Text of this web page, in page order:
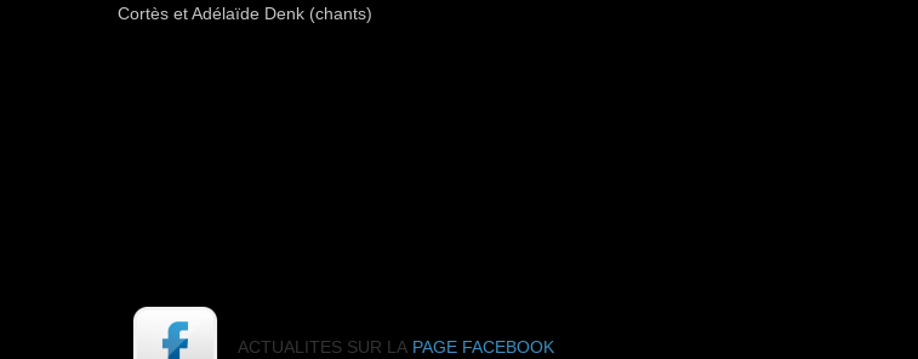
Cortès et Adélaïde Denk (chants)
ACTUALITES SUR LA PAGE FACEBOOK